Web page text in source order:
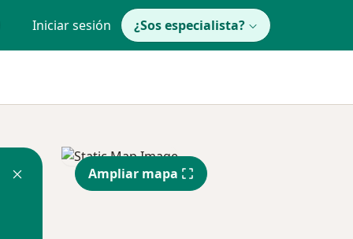
Iniciar sesión ¿Sos especialista?
Ampliar mapa